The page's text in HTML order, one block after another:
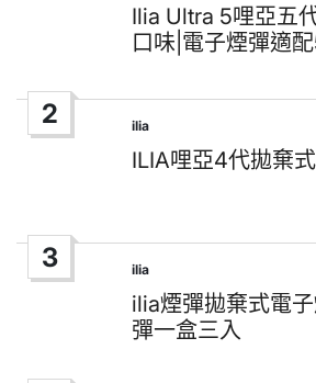
in
Ilia Ultra 5哩亞五
口味|電子煙彈適
2
Posted
in
ilia
ILIA哩亞4代拋棄
3
Posted
in
ilia
ilia煙彈拋棄式電
彈一盒三入